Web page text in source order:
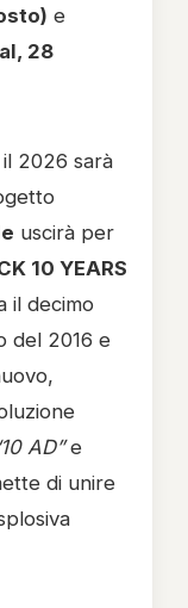
e
28
2026 sarà
uscirà per
10 YEARS
il decimo
del 2016 e
AD”e
di unire